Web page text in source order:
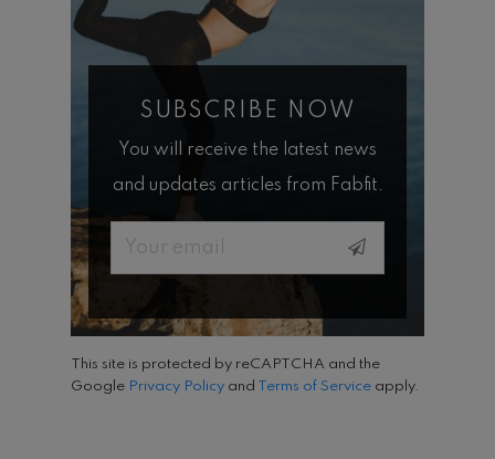
SUBSCRIBE NOW
You will receive the latest news
and updates articles from Fabfit.
Email
This site is protected by reCAPTCHA and the
Google Privacy Policy and Terms of Service apply.